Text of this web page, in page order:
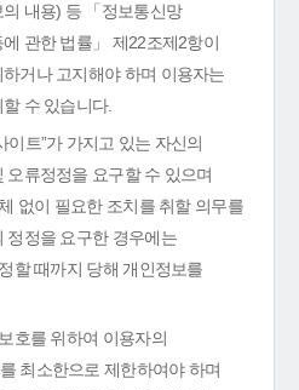
내용) 등 「정보통신망
관한 법률」 제22조제2항이
거나 고지해야 하며 이용자는
수 있습니다.
트”가 가지고 있는 자신의
오류정정을 요구할 수 있으며
없이 필요한 조치를 취할 의무를
정정을 요구한 경우에는
할 때까지 당해 개인정보를
호를 위하여 이용자의
최소한으로 제한하여야 하며